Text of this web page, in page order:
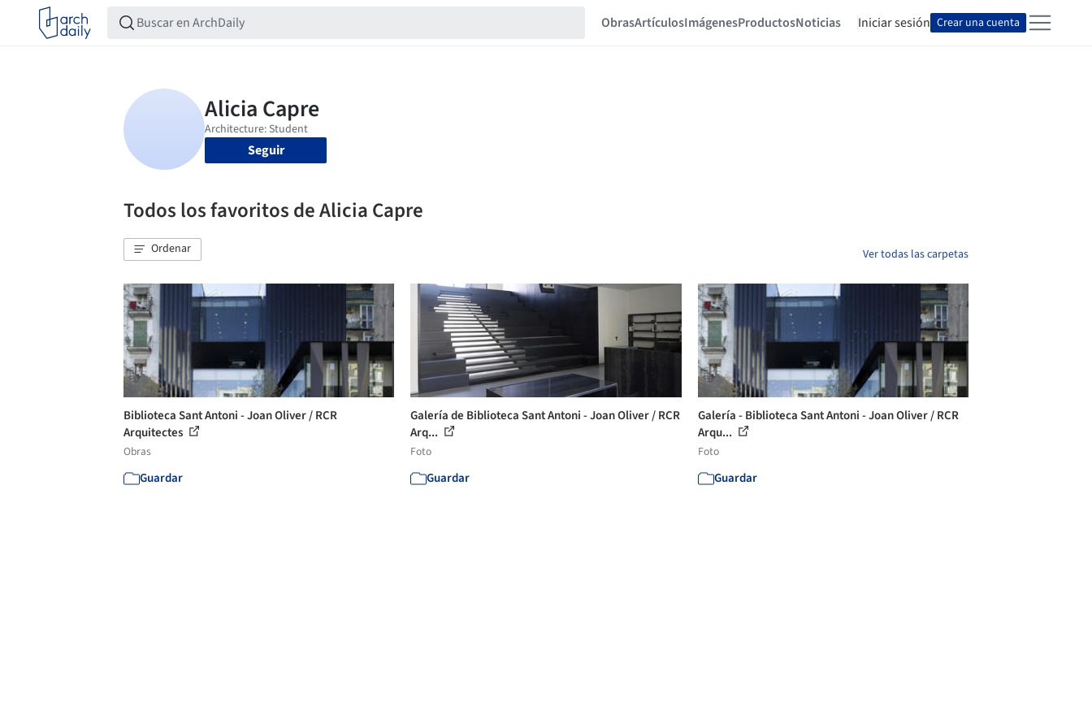
ObrasArtículosImágenesProductosNoticias Iniciar sesión Crear una cuenta
Seguir
Todos los favoritos de Alicia Capre
Ordenar Ver todas las carpetas
Biblioteca Sant Antoni - Joan Oliver / RCR
Arquitectes
Obras
Guardar
Galería de Biblioteca Sant Antoni - Joan Oliver / RCR
Arq...
Foto
Guardar
Galería - Biblioteca Sant Antoni - Joan Oliver / RCR
Arqu...
Foto
Guardar